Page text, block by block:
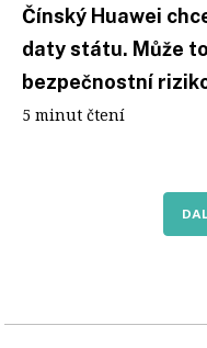
Čínský Huawei
daty státu. Může
bezpečnostní
5 minut čtení